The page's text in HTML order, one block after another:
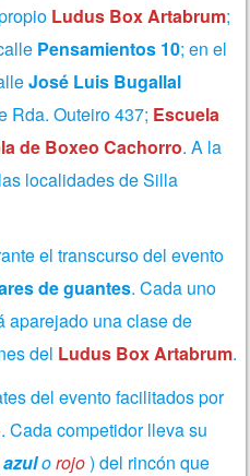
Ludus Box Artabrum;
Pensamientos 10; en el
José Luis Bugallal
Rda. Outeiro 437; Escuela
de Boxeo Cachorro. A la
localidades de Silla
el transcurso del evento
de guantes. Cada uno
aparejado una clase de
del Ludus Box Artabrum.
del evento facilitados por
. Cada competidor lleva su
azulorojo) del rincón que